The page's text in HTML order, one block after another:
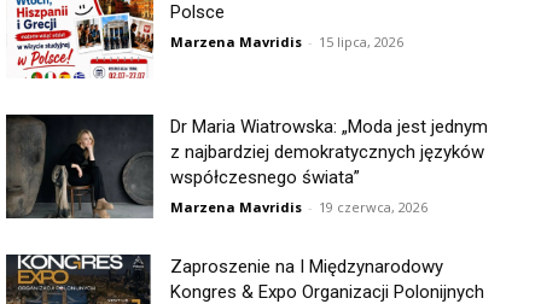
Polsce
Marzena Mavridis - 15 lipca, 2026
Dr Maria Wiatrowska: „Moda jest jednym
z najbardziej demokratycznych języków
współczesnego świata”
Marzena Mavridis - 19 czerwca, 2026
Zaproszenie na I Międzynarodowy
Kongres & Expo Organizacji Polonijnych